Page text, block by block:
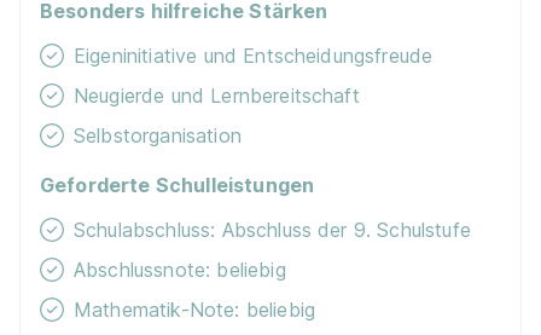
Nachhaltigkeit / Umweltschutz
Besonders hilfreiche Stärken
Eigeninitiative und Entscheidungsfreude
Neugierde und Lernbereitschaft
Selbstorganisation
Geforderte Schulleistungen
Schulabschluss: Abschluss der 9. Schulstufe
Abschlussnote: beliebig
Mathematik-Note: beliebig